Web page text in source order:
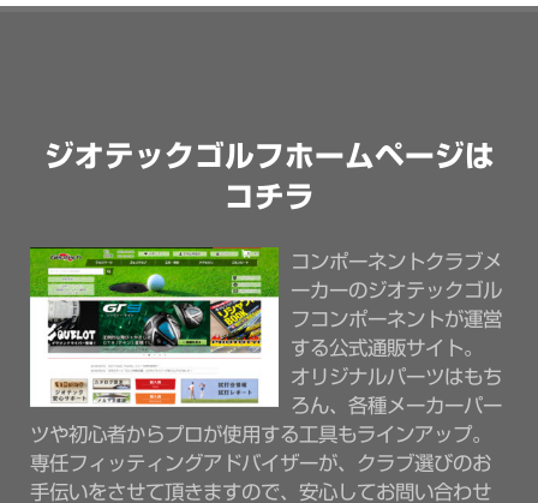
ジオテックゴルフホームページは
コチラ
コンポーネントクラブメ
ーカーのジオテックゴル
フコンポーネントが運営
する公式通販サイト。
オリジナルパーツはもち
ろん、各種メーカーパー
ツや初心者からプロが使用する工具もラインアップ。
専任フィッティングアドバイザーが、クラブ選びのお
手伝いをさせて頂きますので、安心してお問い合わせ